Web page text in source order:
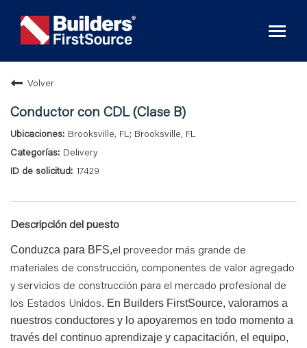
Volver
Conductor con CDL (Clase B)
Brooksville, FL; Brooksville, FL
Delivery
17429
Descripción del puesto
Conduzca para BFS,el proveedor más grande de
materiales de construcción, componentes de valor agregado
y servicios de construcción para el mercado profesional de
los Estados Unidos. En Builders FirstSource, valoramos a
nuestros conductores y lo apoyaremos en todo momento a
través del continuo aprendizaje y capacitación, el equipo,